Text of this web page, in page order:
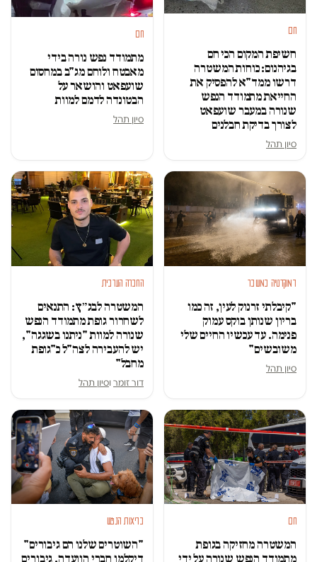
חם
חשיפת המקום הכי חם
בגיהנום: כוחות המשטרה
דרשו ממד"א להפסיק את
החייאת מתמודד הנפש
שנורה במעבר שועפאט
לצורך בדיקת חבלנים
סיון תהל
חם
מתמודד נפש נורה בידי
מאבטח ולוחם מג"ב במחסום
שועפאט והושאר על
הבטונדה לדמם למוות
סיון תהל
דמוקרטיה במשבר
"קיבלתי זרנוק לעין, זה כמו
בריון שנותן בוקס עמוק
פנימה. עד עכשיו החיים שלי
משובשים"
סיון תהל
החברה הערבית
המשטרה לבג״ץ: התנאים
לשחרור גופת מתמודד הנפש
שנורה למוות "ניתנו בשגגה",
יש להעבירה לצה"ל כ"גופת
מחבל"
דור זומר וסיון תהל
חם
המשטרה מחזיקה בגופת
מתמודד הנפש שנורה על ידי
בריאות הנפש
"השוטרים שלנו הם גיבורים"
דיקלמו חברי הוועדה. גיבורים